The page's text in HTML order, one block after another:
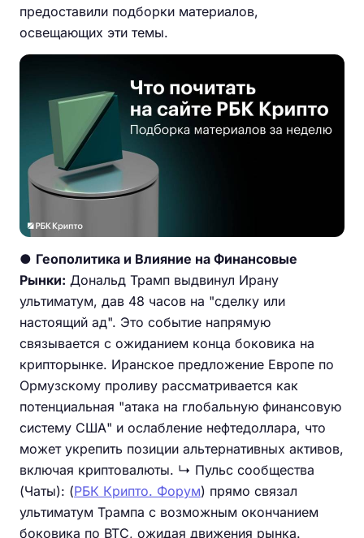
предоставили подборки материалов,
освещающих эти темы.
● Геополитика и Влияние на Финансовые
Рынки: Дональд Трамп выдвинул Ирану
ультиматум, дав 48 часов на "сделку или
настоящий ад". Это событие напрямую
связывается с ожиданием конца боковика на
крипторынке. Иранское предложение Европе по
Ормузскому проливу рассматривается как
потенциальная "атака на глобальную финансовую
систему США" и ослабление нефтедоллара, что
может укрепить позиции альтернативных активов,
включая криптовалюты. ↳ Пульс сообщества
(Чаты): (РБК Крипто. Форум) прямо связал
ультиматум Трампа с возможным окончанием
боковика по BTC, ожидая движения рынка.